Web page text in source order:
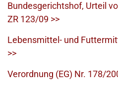
Bundesgerichtshof, Urteil
ZR 123/09 >>
Lebensmittel- und
>>
Verordnung (EG) Nr. 178/